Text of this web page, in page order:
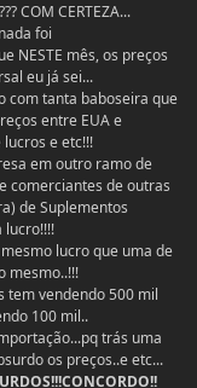
COM CERTEZA...
foi
NESTE mês, os preços
eu já sei...
com tanta baboseira que
entre EUA e
e etc!!!
em outro ramo de
comerciantes de outras
de Suplementos
lucro!!!!
lucro que uma de
mesmo..!!!
tem vendendo 500 mil
100 mil..
trás uma
os preços..e etc...